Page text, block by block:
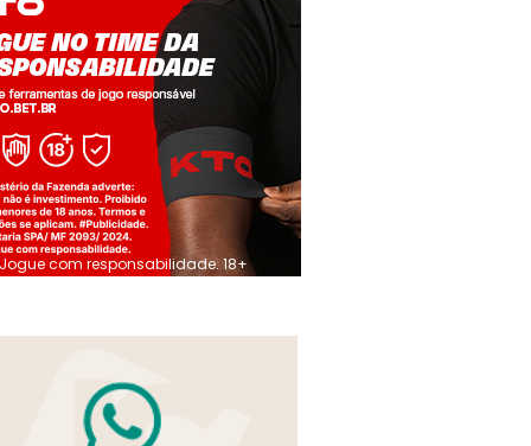
Jogue com responsabilidade. 18+